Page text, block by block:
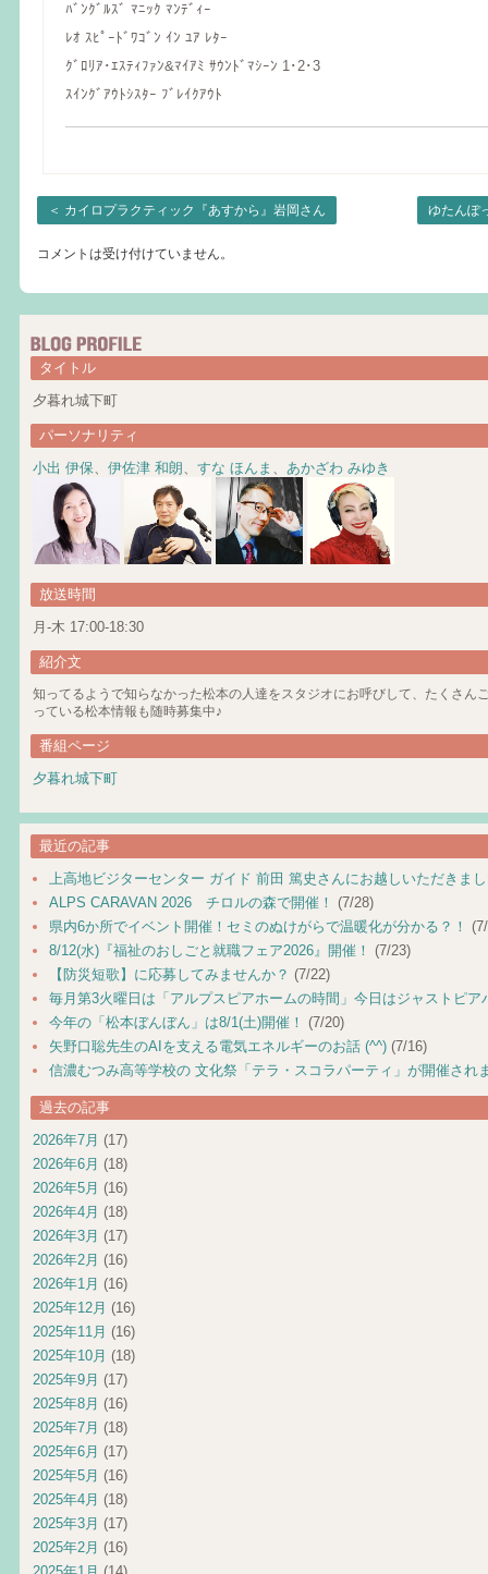
ﾊﾞﾝｸﾞﾙｽﾞ ﾏﾆｯｸ ﾏﾝﾃﾞｨｰ
ﾚｵ ｽﾋﾟｰﾄﾞﾜｺﾞﾝ ｲﾝ ﾕｱ ﾚﾀｰ
ｸﾞﾛﾘｱ･ｴｽﾃｨﾌｧﾝ&ﾏｲｱﾐ ｻｳﾝﾄﾞﾏｼｰﾝ 1･2･3
ｽｲﾝｸﾞｱｳﾄｼｽﾀｰ ﾌﾞﾚｲｸｱｳﾄ
＜ カイロプラクティック『あすから』岩岡さん ゆたんぽ
コメントは受け付けていません。
タイトル
夕暮れ城下町
パーソナリティ
小出 伊保
伊佐津 和朗 すな ほんま あかざわ みゆき
放送時間
月-木 17:00-18:30
紹介文
知ってるようで知らなかった松本の人達をスタジオにお呼びして、たくさん
っている松本情報も随時募集中♪
番組ページ
夕暮れ城下町
最近の記事
上高地ビジターセンター ガイド 前田 篤史さんにお越しいただきま
ALPS CARAVAN 2026 チロルの森で開催！ (7/28)
県内6か所でイベント開催！セミのぬけがらで温暖化が分かる？！
8/12(水)『福祉のおしごと就職フェア2026』開催！ (7/23)
【防災短歌】に応募してみませんか？ (7/22)
毎月第3火曜日は「アルプスピアホームの時間」今日はジャストピア
今年の「松本ぼんぼん」は8/1(土)開催！ (7/20)
矢野口聡先生のAIを支える電気エネルギーのお話 (^^) (7/16)
信濃むつみ高等学校の 文化祭「テラ・スコラパーティ」が開催され
過去の記事
2026年7月 (17)
2026年6月 (18)
2026年5月 (16)
2026年4月 (18)
2026年3月 (17)
2026年2月 (16)
2026年1月 (16)
2025年12月 (16)
2025年11月 (16)
2025年10月 (18)
2025年9月 (17)
2025年8月 (16)
2025年7月 (18)
2025年6月 (17)
2025年5月 (16)
2025年4月 (18)
2025年3月 (17)
2025年2月 (16)